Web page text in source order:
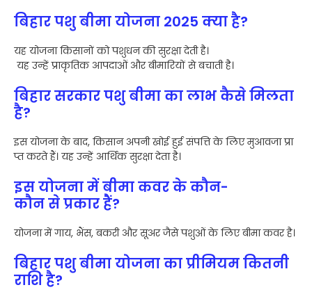
बिहार पशु बीमा योजना 2025 क्या है?
यह योजना किसानों को पशुधन की सुरक्षा देती है।
यह उन्हें प्राकृतिक आपदाओं और बीमारियों से बचाती है।
बिहार सरकार पशु बीमा का लाभ कैसे मिलता
है?
इस योजना के बाद, किसान अपनी खोई हुई संपत्ति के लिए मुआवजा प्रा
प्त करते हैं। यह उन्हें आर्थिक सुरक्षा देता है।
इस योजना में बीमा कवर के कौन-
कौन से प्रकार हैं?
योजना में गाय, भैंस, बकरी और सूअर जैसे पशुओं के लिए बीमा कवर है।
बिहार पशु बीमा योजना का प्रीमियम कितनी
राशि है?